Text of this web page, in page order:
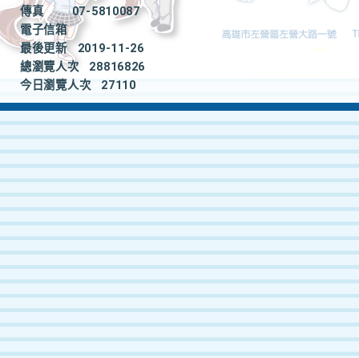
傳真
07-5810087
電子信箱
最後更新
2019-11-26
總瀏覽人次
28816826
今日瀏覽人次
27110